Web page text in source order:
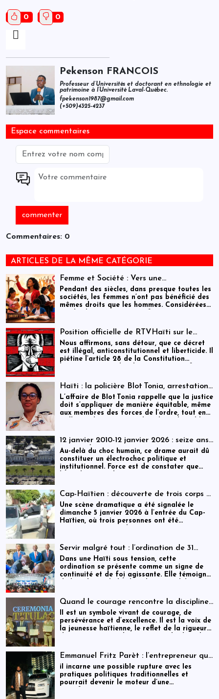
0 0
Pekenson FRANCOIS
Professeur d’Universités et doctorant en ethnologie et
patrimoine à l’Université Laval-Québec.
fpekenson1987@gmail.com
(+509)4325-4237
Espace commentaires
Commentaires: 0
ARTICLES DE LA MÊME CATÉGORIE
Femme et Société : Vers une
compréhension sociohistorique de
l’émancipation des femmes à travers le
monde.
Pendant des siècles, dans presque toutes les
sociétés, les femmes n’ont pas bénéficié des
mêmes droits que les hommes. Considérées
des sexes dans les domaines de l’éducation,
du travail, de la politique et de la famille. Ce
combat, principalement initié par les femmes
occidentales, s’est étendu dans les dernières
décennies au monde entier. Il n’est pas
travailler, défendre leur place dans la
famille et dans la société et participer à la
vie politique.
Position officielle de RTVHaïti sur le
décret du 31 décembre 2025
Nous affirmons, sans détour, que ce décret
est illégal, anticonstitutionnel et liberticide. Il
piétine l’article 28 de la Constitution
contre-pouvoir le plus essentiel à la
démocratie : la presse.
Haïti : la policière Blot Tonia, arrestation
et accouchement en détention
L’affaire de Blot Tonia rappelle que la justice
doit s’appliquer de manière équitable, même
aux membres des forces de l’ordre, tout en
12 janvier 2010-12 janvier 2026 : seize ans
après, l’État haïtien face à son échec
Au-delà du choc humain, ce drame aurait dû
constituer un électrochoc politique et
institutionnel. Force est de constater que
Cap-Haïtien : découverte de trois corps à
l’intérieur d’un véhicule
Une scène dramatique a été signalée le
dimanche 5 janvier 2026 à l’entrée du Cap-
Haïtien, où trois personnes ont été
contrôle.
Servir malgré tout : l’ordination de 31
ministres dans une Haïti sous tension
Dans une Haïti sous tension, cette
ordination se présente comme un signe de
continuité et de foi agissante. Elle témoigne
populations, malgré les incertitudes.
Quand le courage rencontre la discipline :
Cliff EXAVIER, de Delmas au Chili, un
symbole de rigueur et de réussite
Il est un symbole vivant de courage, de
persévérance et d’excellence. Il est la voix de
la jeunesse haïtienne, le reflet de la rigueur
EXAVIER marche aujourd’hui avec la gloire
méritée, l’honneur familial, et la fierté d’Haïti
dans son cœur.
Emmanuel Fritz Parèt : l’entrepreneur qui
vise la Primature haïtienne
il incarne une possible rupture avec les
pratiques politiques traditionnelles et
pourrait devenir le moteur d’une